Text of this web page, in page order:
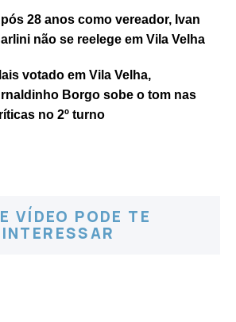
28 anos como vereador, Ivan
não se reelege em Vila Velha
votado em Vila Velha,
Borgo sobe o tom nas
no 2º turno
VÍDEO PODE TE
INTERESSAR